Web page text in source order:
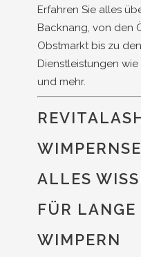
Erfahren Sie alles
Backnang, von den
Obstmarkt bis zu
Dienstleistungen
und mehr.
ALLES
FÜR
WIMPERN